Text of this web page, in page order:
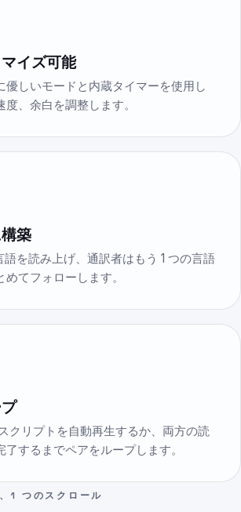
イズ可能
優しいモードと内蔵タイマーを使用し
、余白を調整します。
築
語を読み上げ、通訳者はもう 1 つの言語
てフォローします。
クリプトを自動再生するか、両方の読
するまでペアをループします。
1 つのスクロール